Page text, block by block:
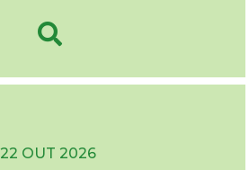
22 OUT 2026